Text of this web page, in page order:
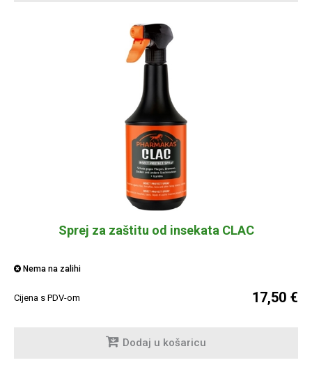
Sprej za zaštitu od insekata CLAC
Nema na zalihi
Cijena s PDV-om 17,50 €
Dodaj u košaricu